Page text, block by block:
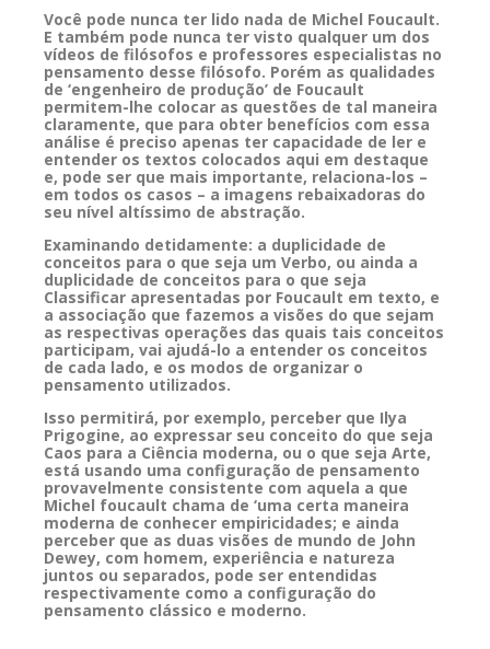
Você pode nunca ter lido nada de Michel Foucault.
E também pode nunca ter visto qualquer um dos
vídeos de filósofos e professores especialistas no
pensamento desse filósofo. Porém as qualidades
de ‘engenheiro de produção’ de Foucault
permitem-lhe colocar as questões de tal maneira
claramente, que para obter benefícios com essa
análise é preciso apenas ter capacidade de ler e
entender os textos colocados aqui em destaque
e, pode ser que mais importante, relaciona-los –
em todos os casos – a imagens rebaixadoras do
seu nível altíssimo de abstração.
Examinando detidamente: a duplicidade de
conceitos para o que seja um Verbo, ou ainda a
duplicidade de conceitos para o que seja
Classificar apresentadas por Foucault em texto, e
a associação que fazemos a visões do que sejam
as respectivas operações das quais tais conceitos
participam, vai ajudá-lo a entender os conceitos
de cada lado, e os modos de organizar o
pensamento utilizados.
Isso permitirá, por exemplo, perceber que Ilya
Prigogine, ao expressar seu conceito do que seja
Caos para a Ciência moderna, ou o que seja Arte,
está usando uma configuração de pensamento
provavelmente consistente com aquela a que
Michel foucault chama de ‘uma certa maneira
moderna de conhecer empiricidades; e ainda
perceber que as duas visões de mundo de John
Dewey, com homem, experiência e natureza
juntos ou separados, pode ser entendidas
respectivamente como a configuração do
pensamento clássico e moderno.